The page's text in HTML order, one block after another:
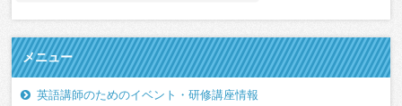
メニュー
英語講師のためのイベント・研修講座情報